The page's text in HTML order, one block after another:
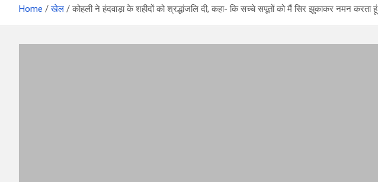
Home खेल कोहली ने हंदवाड़ा के शहीदों को श्रद्धांजलि दी, कहा- कि सच्चे सपूतों को मैं सिर झुकाकर नमन करता हूं